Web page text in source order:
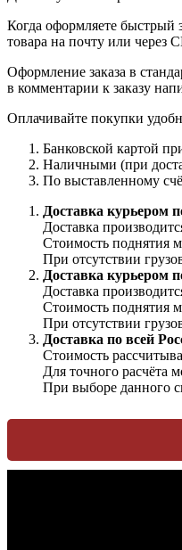
Когда оформляете быстрый
товара на почту или через
Оформление заказа в
в комментарии к заказу
Оплачивайте покупки
Банковской картой
Наличными (при
По выставленному
Доставка курьером
Доставка
Стоимость поднятия
При отсутствии
Доставка курьером
Доставка
Стоимость поднятия
При отсутствии
Доставка по всей
Стоимость
Для точного расчёта
При выборе данного